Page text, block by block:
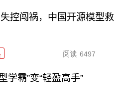
控闯祸，中国开源模型救
阅读 6497
学霸”变“轻盈高手”